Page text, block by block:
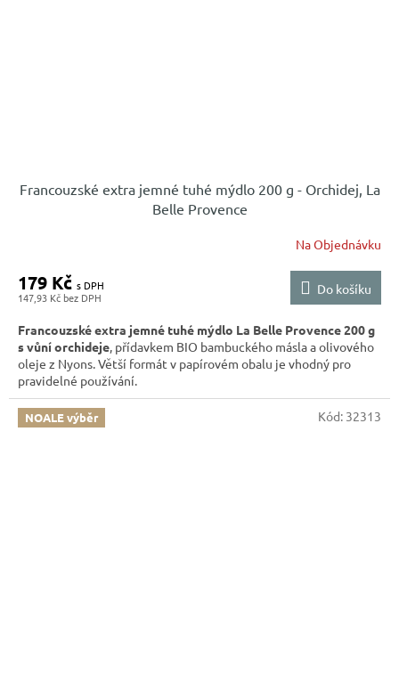
Francouzské extra jemné tuhé mýdlo 200 g - Orchidej, La
Belle Provence
Na Objednávku
147,93 Kč
179 Kč Do košíku
Francouzské extra jemné tuhé mýdlo La Belle Provence 200 g
s vůní orchideje, přídavkem BIO bambuckého másla a olivového
oleje z Nyons. Větší formát v papírovém obalu je vhodný pro
pravidelné používání.
NOALE výběr Kód: 32313